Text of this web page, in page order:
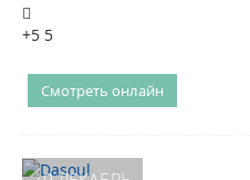
+5 5
Смотреть онлайн